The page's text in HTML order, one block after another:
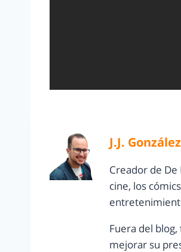
J.J.
Creador de De
cine, los
Fuera del
mejorar su